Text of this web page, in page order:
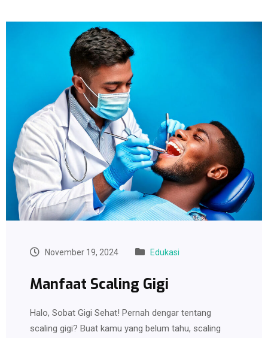
November 19, 2024 Edukasi
Manfaat Scaling Gigi
Halo, Sobat Gigi Sehat! Pernah dengar tentang
scaling gigi? Buat kamu yang belum tahu, scaling